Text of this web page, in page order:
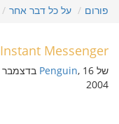
פורום על כל דבר אחר
Instant Messenger
של Penguin , 16 בדצמבר
2004